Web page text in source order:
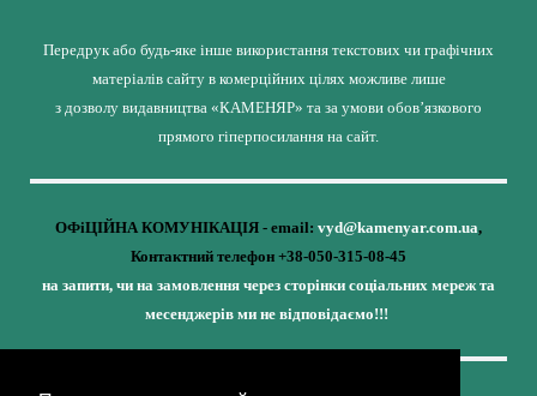
Передрук або будь-яке інше використання текстових чи графічних
матеріалів сайту в комерційних цілях можливе лише
з дозволу видавництва «КАМЕНЯР» та за умови обов’язкового
прямого гіперпосилання на сайт.
ОФіЦІЙНА КОМУНІКАЦІЯ - email: vyd@kamenyar.com.ua,
Контактний телефон +38-050-315-08-45
на запити, чи на замовлення через сторінки соціальних мереж та
месенджерів ми не відповідаємо!!!